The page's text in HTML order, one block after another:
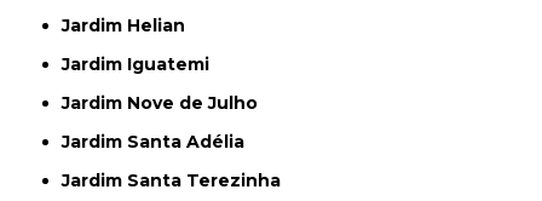
Jardim Helian
Jardim Iguatemi
Jardim Nove de Julho
Jardim Santa Adélia
Jardim Santa Terezinha